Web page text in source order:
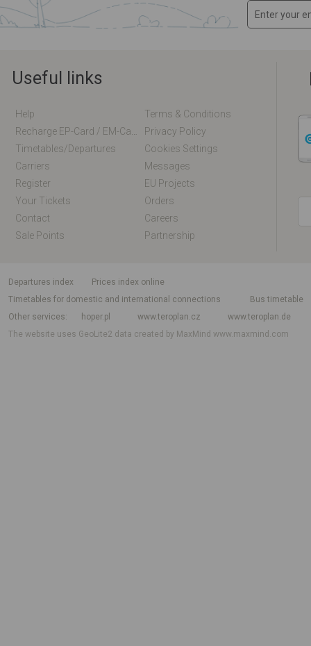
Useful links
Help
Terms & Conditions
Privacy Policy
Timetables/departures
Cookies Settings
Carriers
Messages
Register
EU Projects
Your Tickets
Orders
Contact
Careers
Sale Points
Partnership
departures index
Prices index online
Timetables for domestic and international connections
Bus timetable
Other services
hoper.pl www.teroplan.cz
www.teroplan.de
The website uses GeoLite2 data created by MaxMindwww.maxmind.com